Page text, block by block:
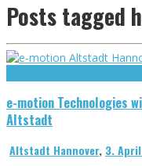
Posts tagged
e-motion Technologies
Altstadt
Altstadt Hannover, 3. April